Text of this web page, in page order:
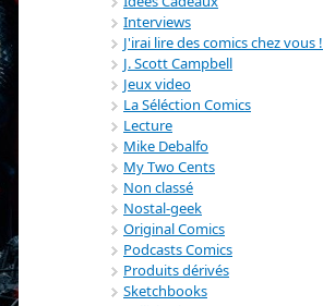
Interviews
J'irai lire des comics chez vous !
J. Scott Campbell
Jeux video
La Séléction Comics
Lecture
Mike Debalfo
My Two Cents
Non classé
Nostal-geek
Original Comics
Podcasts Comics
Produits dérivés
Sketchbooks